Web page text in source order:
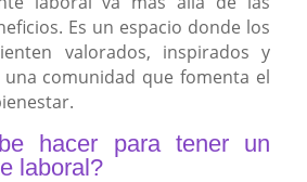
Es un espacio donde los
valorados, inspirados y
comunidad que fomenta el
hacer para tener un
laboral?